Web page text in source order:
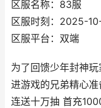
区服名称：83服
区服时刻：2025-
区服平台：双端
为了回馈少年封神
进游戏的兄弟精心
连送十万抽 首充